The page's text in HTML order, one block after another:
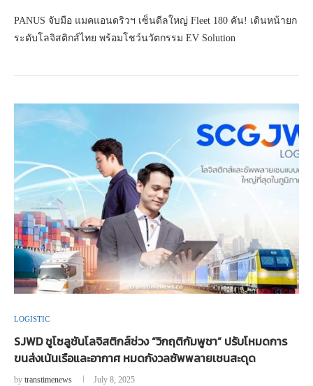
PANUS จับมือ แมคแอนดริวฯ เซ็นดีลใหญ่ Fleet 180 คัน! เดินหน้ายก
ระดับโลจิสติกส์ไทย พร้อมโชว์นวัตกรรม EV Solution
LOGISTIC
SJWD ชูโซลูชันโลจิสติกส์ช่วง “วิกฤติกัมพูชา” ปรับโหมดการ
ขนส่งเน้นเรือและอากาศ หมดกังวลซัพพลายเชนสะดุด
by transtimenews July 8, 2025